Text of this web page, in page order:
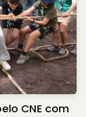
com